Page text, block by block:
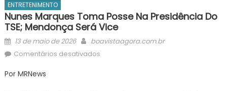
ENTRETENIMENTO
Nunes Marques Toma Posse Na Presidência Do
TSE; Mendonça Será Vice
Posted
on
13 de maio de 2026 Author
boavistaagora.com.br
Comentários desativadosem
Por MRNews